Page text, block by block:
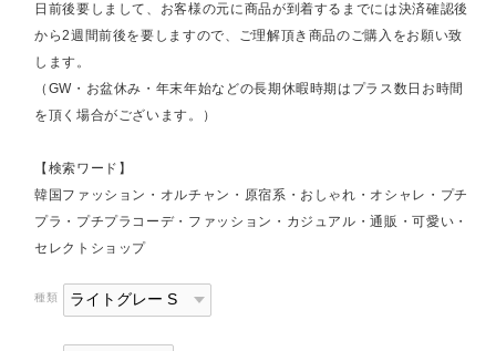
日前後要しまして、お客様の元に商品が到着するまでには決済確認後
から2週間前後を要しますので、ご理解頂き商品のご購入をお願い致
します。
（GW・お盆休み・年末年始などの長期休暇時期はプラス数日お時間
を頂く場合がございます。）
【検索ワード】
韓国ファッション・オルチャン・原宿系・おしゃれ・オシャレ・プチ
プラ・プチプラコーデ・ファッション・カジュアル・通販・可愛い・
セレクトショップ
種類